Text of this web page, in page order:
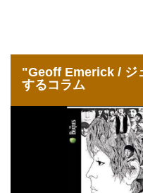
"Geoff Emerick / ジ
するコラム